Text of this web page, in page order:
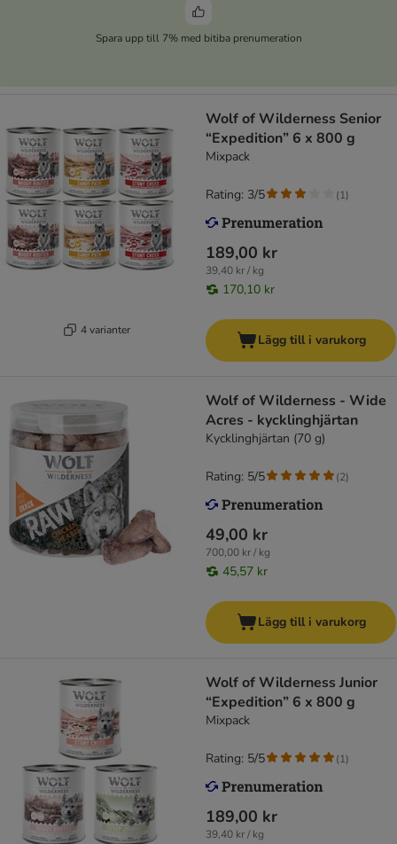
Spara upp till 7% med bitiba prenumeration
4 varianter
Wolf of Wilderness Senior
“Expedition” 6 x 800 g
Mixpack
189,00 kr
39,40 kr / kg
170,10 kr
Rating: 3/5 (1)
Lägg till i varukorg
Wolf of Wilderness - Wide
Acres - kycklinghjärtan
Kycklinghjärtan (70 g)
49,00 kr
700,00 kr / kg
45,57 kr
Rating: 5/5 (2)
Lägg till i varukorg
Wolf of Wilderness Junior
“Expedition” 6 x 800 g
Mixpack
189,00 kr
39,40 kr / kg
Rating: 5/5 (1)